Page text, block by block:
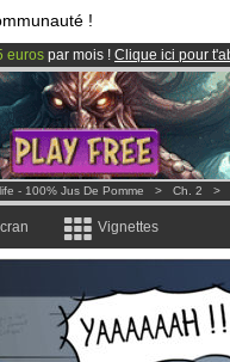
!
euros par mois ! Clique ici pour
!.
!
- 100% Jus De Pomme > Ch. 2 >
Vignettes